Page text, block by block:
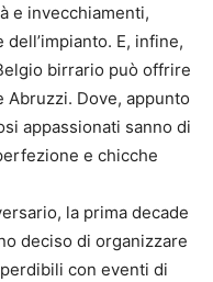
e invecchiamenti,
E, infine,
birrario può offrire
Dove, appunto
appassionati sanno di
e chicche
la prima decade
deciso di organizzare
con eventi di